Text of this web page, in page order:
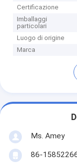
Certificazione
Imballaggi
particolari
Luogo di origine
Marca
Ms. Amey
86-